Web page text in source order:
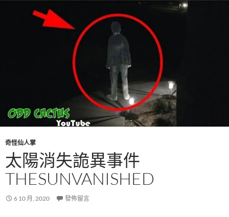
奇怪仙人掌
太陽消失詭異事件
THESUNVANISHED
6 10 月, 2020 發佈留言